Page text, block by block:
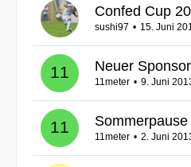
Confed Cup
sushi97 15. Juni
Neuer
11meter 9. Juni
11meter 2. Juni